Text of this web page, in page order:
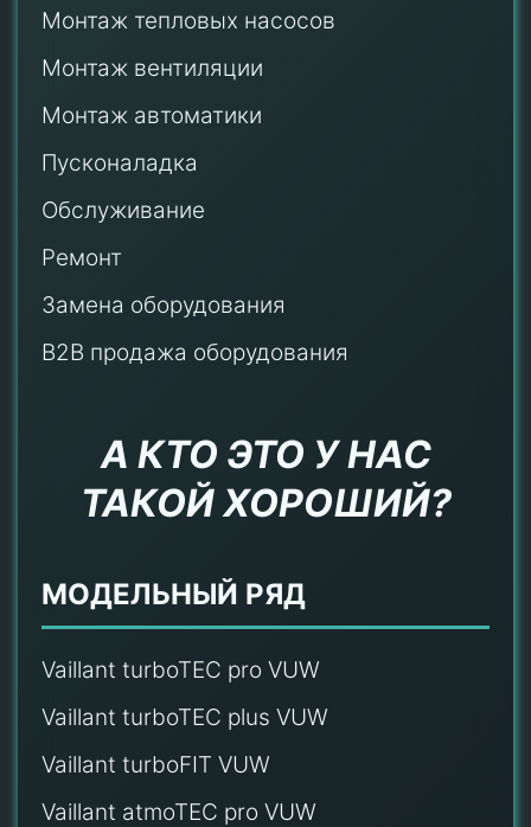
Монтаж тепловых насосов
Монтаж вентиляции
Монтаж автоматики
Пусконаладка
Обслуживание
Ремонт
Замена оборудования
B2B продажа оборудования
А КТО ЭТО У НАС
ТАКОЙ ХОРОШИЙ?
МОДЕЛЬНЫЙ РЯД
Vaillant turboTEC pro VUW
Vaillant turboTEC plus VUW
Vaillant turboFIT VUW
Vaillant atmoTEC pro VUW